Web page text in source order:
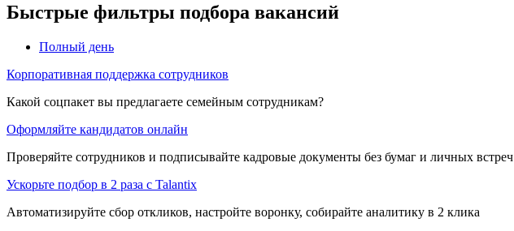
Быстрые фильтры подбора вакансий
Полный день
Корпоративная поддержка сотрудников
Какой соцпакет вы предлагаете семейным сотрудникам?
Оформляйте кандидатов онлайн
Проверяйте сотрудников и подписывайте кадровые документы без бумаг и личных встреч
Ускорьте подбор в 2 раза с Talantix
Автоматизируйте сбор откликов, настройте воронку, собирайте аналитику в 2 клика